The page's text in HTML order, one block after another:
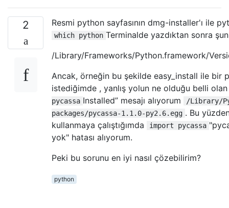
2 Resmi python sayfasının dmg-installer'ı ile
which python Terminalde yazdıktan sonra
/Library/Frameworks/Python.framework/
Ancak, örneğin bu şekilde easy_install ile bir
istediğimde , yanlış yolun ne olduğu belli
pycassa Installed” mesajı alıyorum
/Library/
packages/pycassa-1.1.0-py2.6.egg . Bu
kullanmaya çalıştığımda
import pycassa
yok" hatası alıyorum.
Peki bu sorunu en iyi nasıl çözebilirim?
python